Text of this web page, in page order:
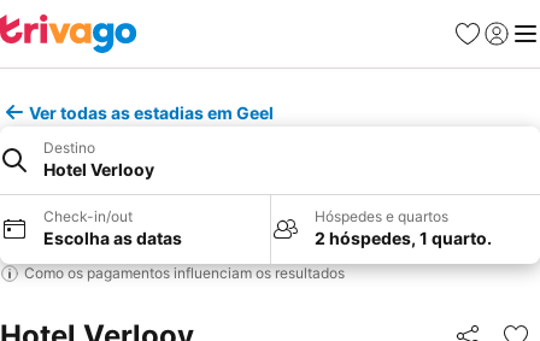
Favoritos
Iniciar
Ver todas as estadias em Geel
Destino
Hotel Verlooy
Check-in/out
Escolha as datas
Hóspedes e quartos
2 hóspedes, 1 quarto.
Como os pagamentos influenciam os resultados